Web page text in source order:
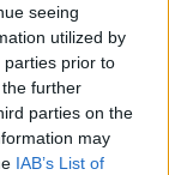
seeing
utilized by
parties prior to
further
parties on the
may
IAB’s List of